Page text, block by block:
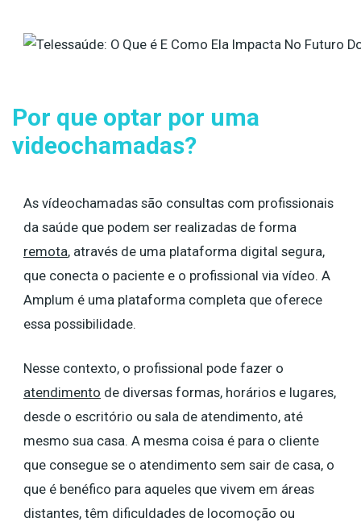
Por que optar por uma
videochamadas?
As vídeochamadas são consultas com profissionais
da saúde que podem ser realizadas de forma
remota, através de uma plataforma digital segura,
que conecta o paciente e o profissional via vídeo. A
Amplum é uma plataforma completa que oferece
essa possibilidade.
Nesse contexto, o profissional pode fazer o
atendimento de diversas formas, horários e lugares,
desde o escritório ou sala de atendimento, até
mesmo sua casa. A mesma coisa é para o cliente
que consegue se o atendimento sem sair de casa, o
que é benéfico para aqueles que vivem em áreas
distantes, têm dificuldades de locomoção ou